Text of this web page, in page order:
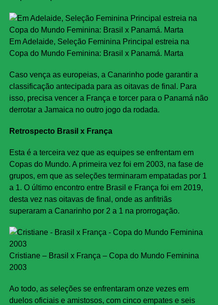
Em Adelaide, Seleção Feminina Principal estreia na
Copa do Mundo Feminina: Brasil x Panamá. Marta
Caso vença as europeias, a Canarinho pode garantir a
classificação antecipada para as oitavas de final. Para
isso, precisa vencer a França e torcer para o Panamá não
derrotar a Jamaica no outro jogo da rodada.
Retrospecto Brasil x França
Esta é a terceira vez que as equipes se enfrentam em
Copas do Mundo. A primeira vez foi em 2003, na fase de
grupos, em que as seleções terminaram empatadas por 1
a 1. O último encontro entre Brasil e França foi em 2019,
desta vez nas oitavas de final, onde as anfitriãs
superaram a Canarinho por 2 a 1 na prorrogação.
Cristiane – Brasil x França – Copa do Mundo Feminina
2003
Ao todo, as seleções se enfrentaram onze vezes em
duelos oficiais e amistosos, com cinco empates e seis